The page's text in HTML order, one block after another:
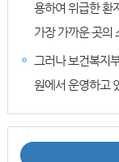
용하여 위급한 환
가장 가까운 곳의
그러나 보건복지
원에서 운영하고